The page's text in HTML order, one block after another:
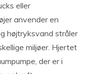
eller
anvender en
højtryksvand stråler
miljøer. Hjertet
der er i